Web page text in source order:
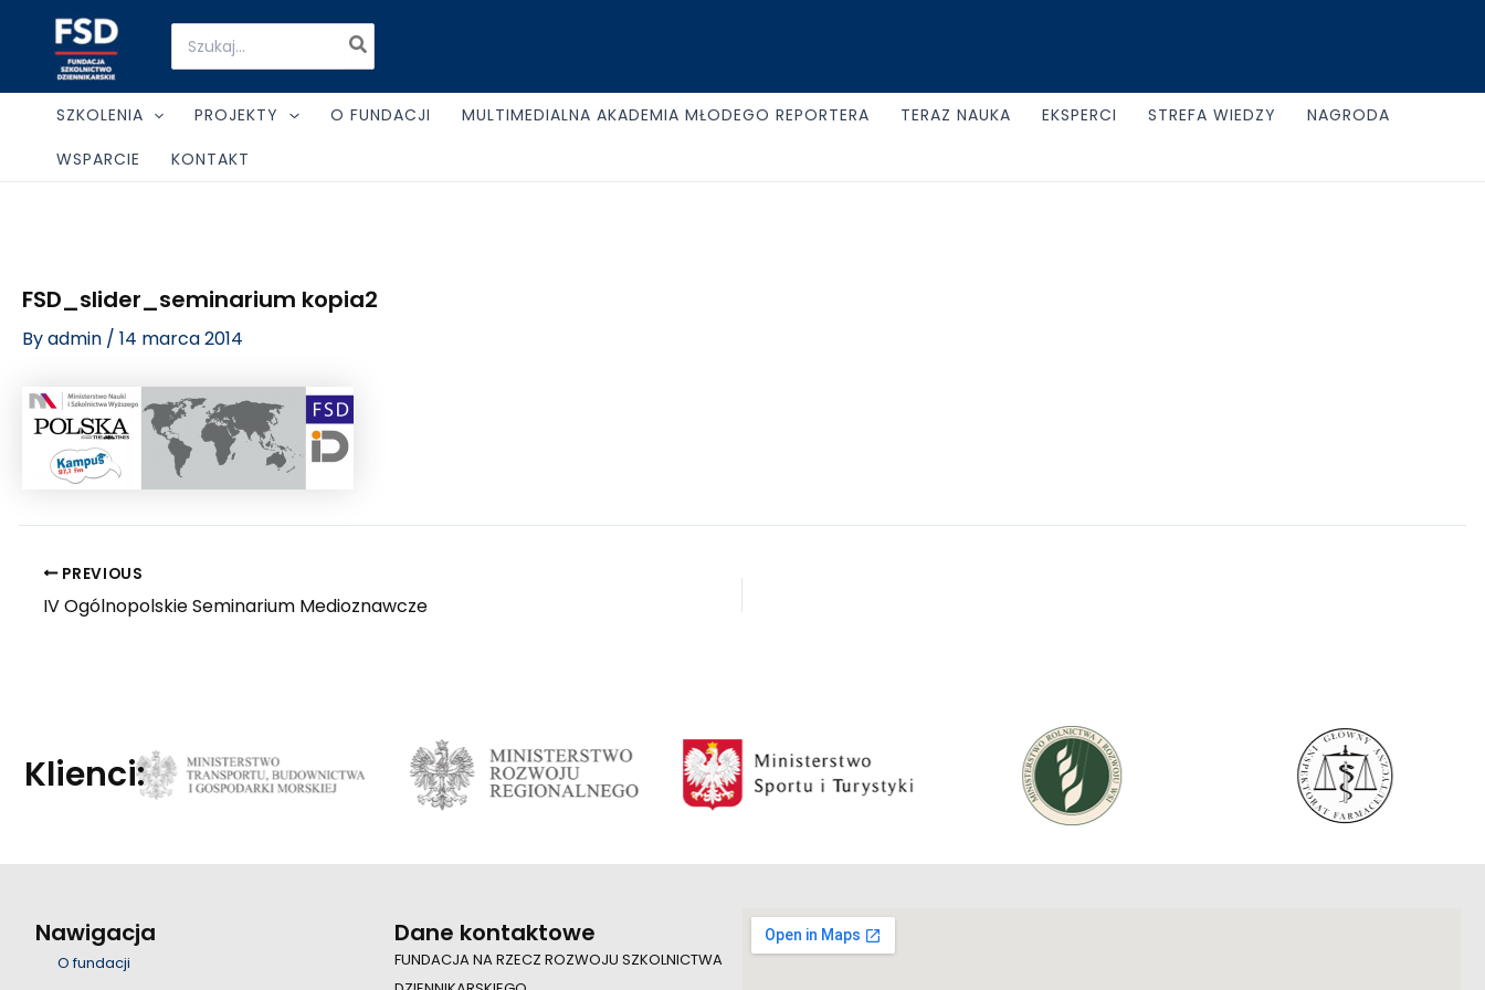
content
Search
for:
SZKOLENIA PROJEKTY O FUNDACJI MULTIMEDIALNA AKADEMIA MŁODEGO REPORTERA TERAZ NAUKA EKSPERCI STREFA WIEDZY
NAGRODA
WSPARCIE
KONTAKT
FSD_slider_seminarium kopia2
Byadmin / 14 marca 2014
Post
navigation
PREVIOUS
IV Ogólnopolskie Seminarium Medioznawcze
Klienci:
Nawigacja
O fundacji
Dane kontaktowe
FUNDACJA NA RZECZ ROZWOJU SZKOLNICTWA